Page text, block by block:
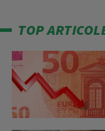
TOP